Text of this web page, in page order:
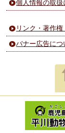
個人情報の取扱
リンク・著作
バナー広告につ